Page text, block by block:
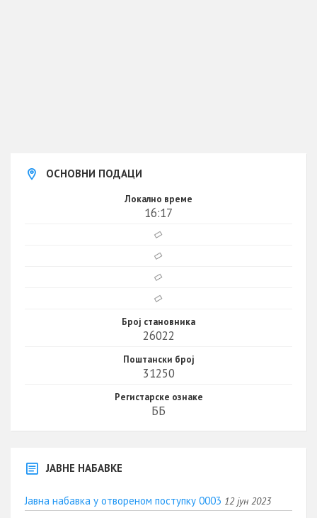
ОСНОВНИ ПОДАЦИ
Локално време
16:17
Број становника
26022
Поштански број
31250
Регистарске ознаке
ББ
ЈАВНЕ НАБАВКЕ
Јавна набавка у отвореном поступку 0003 12 јун 2023